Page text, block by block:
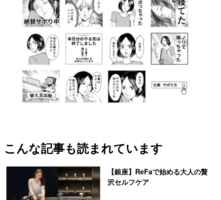
こんな記事も読まれています
【銀座】ReFaで始める大人の贅
沢セルフケア